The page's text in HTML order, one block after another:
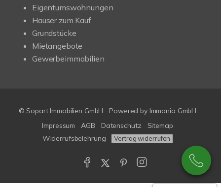
Eigentumswohnungen
Häuser zum Kauf
Grundstücke
Mietangebote
Gewerbeimmobilien
© Sopart Immobilien GmbH Powered by Immonia GmbH
Impressum
AGB Datenschutz
Sitemap
Widerrufsbelehrung
Vertrag widerrufen